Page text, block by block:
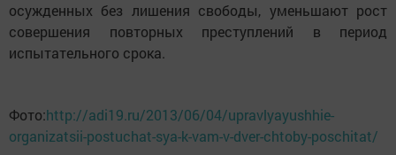
осужденных без лишения свободы, уменьшают рост
совершения повторных преступлений в период
испытательного срока.
Фото:http://adi19.ru/2013/06/04/upravlyayushhie-
organizatsii-postuchat-sya-k-vam-v-dver-chtoby-poschitat/